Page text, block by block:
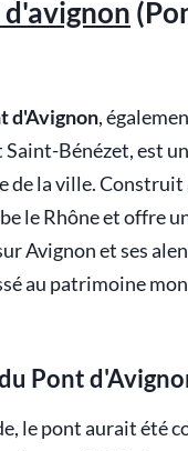
d'Avignon,
Saint-Bénézet, est
de la ville. Construit
le Rhône et offre
Avignon et ses
au patrimoine
Pont
le pont aurait été